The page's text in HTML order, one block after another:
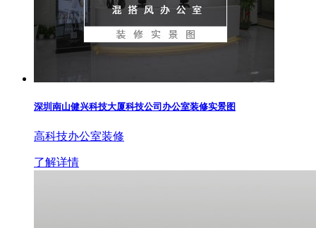
深圳南山健兴科技大厦科技公司办公室装修实景图
高科技办公室装修
了解详情